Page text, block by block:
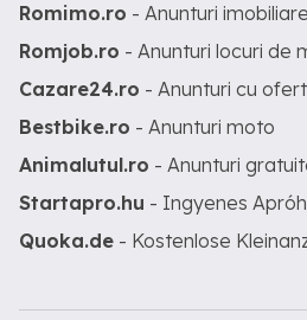
Romimo.ro - Anunturi imobiliare
Romjob.ro - Anunturi locuri de
Cazare24.ro - Anunturi cu
Bestbike.ro - Anunturi moto
Animalutul.ro - Anunturi
Startapro.hu - Ingyenes
Quoka.de - Kostenlose